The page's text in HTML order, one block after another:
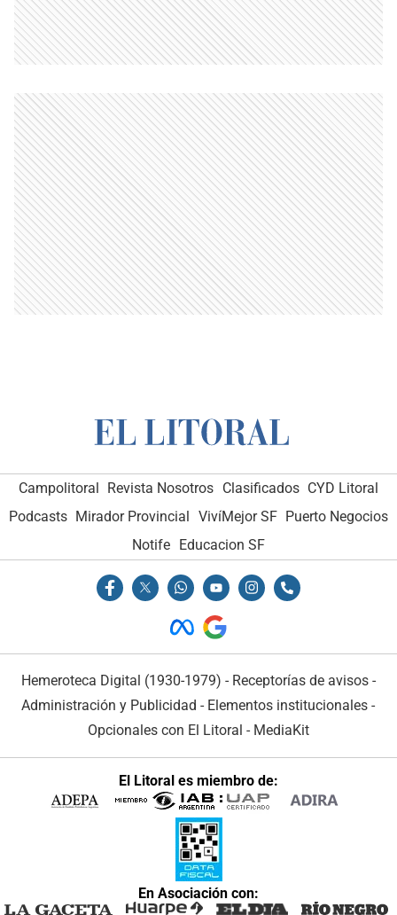
Campolitoral Revista Nosotros Clasificados CYD Litoral
Podcasts Mirador Provincial VivíMejor SF Puerto Negocios
Notife Educacion SF
Hemeroteca Digital (1930-1979) - Receptorías de avisos -
Administración y Publicidad - Elementos institucionales -
Opcionales con El Litoral - MediaKit
El Litoral es miembro de:
En Asociación con: